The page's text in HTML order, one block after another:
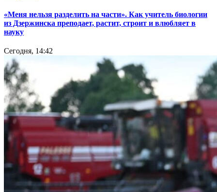
«Меня нельзя разделить на части». Как учитель биологии
из Дзержинска преподает, растит, строит и влюбляет в
науку
Сегодня, 14:42